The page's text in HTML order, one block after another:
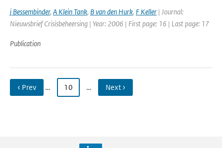
j Bessembinder, A Klein Tank, B van den Hurk, F Keller | Journal:
Nieuwsbrief Crisisbeheersing | Year: 2006 | First page: 16 | Last page: 17
Publication
‹ Prev … 10 … Next ›